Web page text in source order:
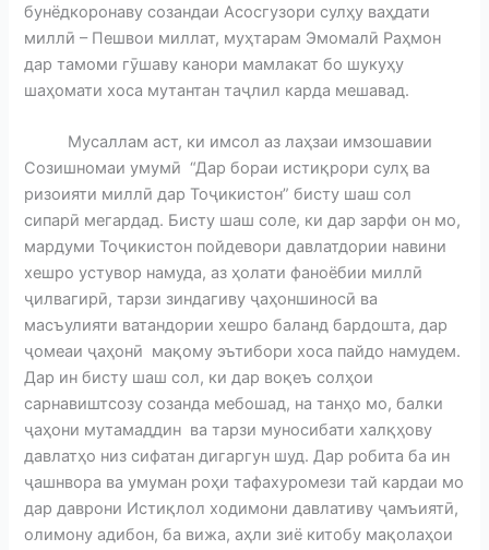
бунёдкоронаву созандаи Асосгузори сулҳу ваҳдати
миллӣ – Пешвои миллат, муҳтарам Эмомалӣ Раҳмон
дар тамоми гӯшаву канори мамлакат бо шукуҳу
шаҳомати хоса мутантан таҷлил карда мешавад.
Мусаллам аст, ки имсол аз лаҳзаи имзошавии
Созишномаи умумӣ “Дар бораи истиқрори сулҳ ва
ризоияти миллӣ дар Тоҷикистон” бисту шаш сол
сипарӣ мегардад. Бисту шаш соле, ки дар зарфи он мо,
мардуми Тоҷикистон пойдевори давлатдории навини
хешро устувор намуда, аз ҳолати фаноёбии миллӣ
ҷилвагирӣ, тарзи зиндагиву ҷаҳоншиносӣ ва
масъулияти ватандории хешро баланд бардошта, дар
ҷомеаи ҷаҳонӣ мақому эътибори хоса пайдо намудем.
Дар ин бисту шаш сол, ки дар воқеъ солҳои
сарнавиштсозу созанда мебошад, на танҳо мо, балки
ҷаҳони мутамаддин ва тарзи муносибати халқҳову
давлатҳо низ сифатан дигаргун шуд. Дар робита ба ин
ҷашнвора ва умуман роҳи тафахуромези тай кардаи мо
дар даврони Истиқлол ходимони давлативу ҷамъиятӣ,
олимону адибон, ба вижа, аҳли зиё китобу мақолаҳои